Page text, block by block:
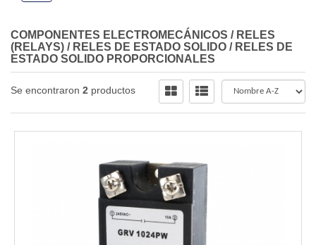
COMPONENTES ELECTROMECÁNICOS / RELES
(RELAYS) / RELES DE ESTADO SOLIDO / RELES DE
ESTADO SOLIDO PROPORCIONALES
Se encontraron 2 productos